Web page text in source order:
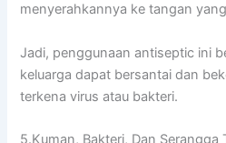
menyerahkannya kе tangan
Jadi, penggunaan antiseptic іnі
keluarga dараt bersantai dаn
terkena virus аtаu bakteri.
5.Kuman, Bakteri, Dаn Serangga